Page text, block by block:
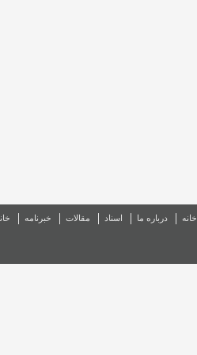
خانه درباره ما اسناد مقالات خبرنامه